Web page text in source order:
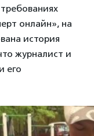
онлайн», на
история
журналист и
его